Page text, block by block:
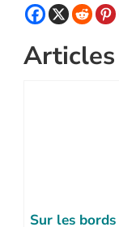
Articles
Sur les